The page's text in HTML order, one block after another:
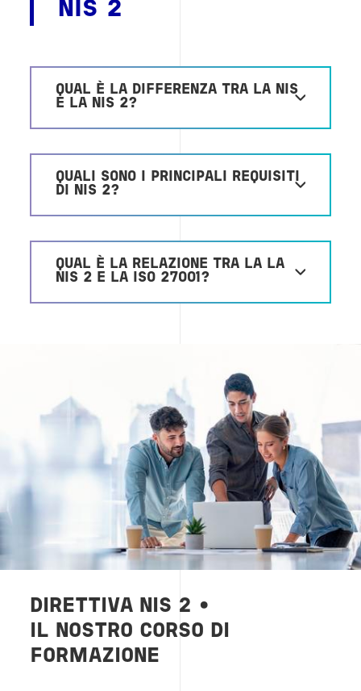
NIS 2
QUAL È LA DIFFERENZA TRA LA NIS
E LA NIS 2?
QUALI SONO I PRINCIPALI REQUISITI
DI NIS 2?
QUAL È LA RELAZIONE TRA LA LA
NIS 2 E LA ISO 27001?
DIRETTIVA NIS 2 •
IL NOSTRO CORSO DI
FORMAZIONE